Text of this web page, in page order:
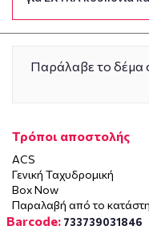
Παράλαβε το δέμα
Τρόποι αποστολής
ACS
Γενική Ταχυδρομική
Box Now
Παραλαβή από το
Barcode: 733739031846